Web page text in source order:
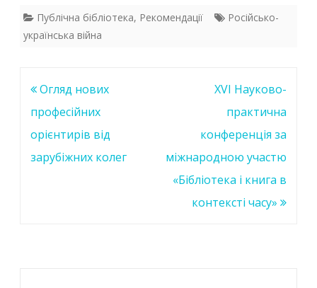
e
b
o
k
itt
er
at
p
k
Публічна бібліотека, Рекомендації
Російсько-
українська війна
Навігація
записів
Огляд нових
професійних
орієнтирів від
зарубіжних колег
ХVІ Науково-
практична
конференція за
міжнародною участю
«Бібліотека і книга в
контексті часу»